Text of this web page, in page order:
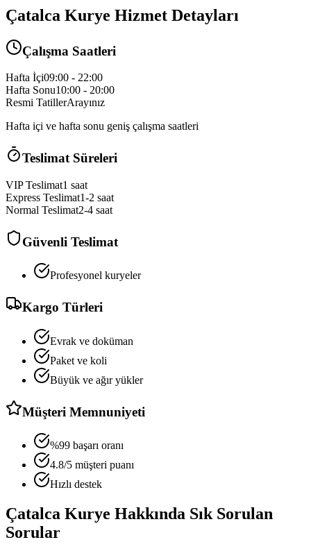
Çatalca Kurye Hizmet Detayları
Çalışma Saatleri
Hafta İçi09:00 - 22:00
Hafta Sonu10:00 - 20:00
Resmi TatillerArayınız
Hafta içi ve hafta sonu geniş çalışma saatleri
Teslimat Süreleri
VIP Teslimat1 saat
Express Teslimat1-2 saat
Normal Teslimat2-4 saat
Güvenli Teslimat
Profesyonel kuryeler
Kargo Türleri
Evrak ve doküman
Paket ve koli
Büyük ve ağır yükler
Müşteri Memnuniyeti
%99 başarı oranı
4.8/5 müşteri puanı
Hızlı destek
Çatalca Kurye Hakkında Sık Sorulan
Sorular